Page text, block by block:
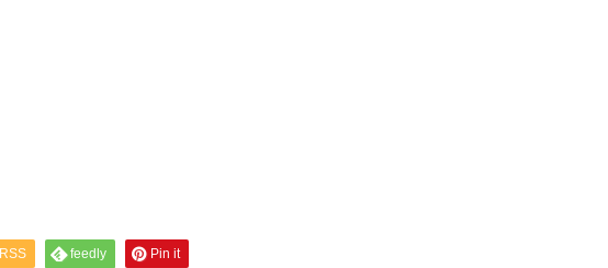
RSS feedly Pin it